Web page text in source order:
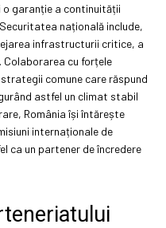
garanție a continuității
națională include,
infrastructurii critice, a
cu forțele
comune care răspund
astfel un climat stabil
România își întărește
internaționale de
ca un partener de încredere